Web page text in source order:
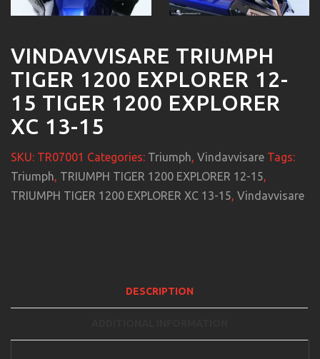
VINDAVVISARE TRIUMPH
TIGER 1200 EXPLORER 12-
15 TIGER 1200 EXPLORER
XC 13-15
SKU: TR07001 Categories: Triumph, Vindavvisare Tags:
Triumph, TRIUMPH TIGER 1200 EXPLORER 12-15,
TRIUMPH TIGER 1200 EXPLORER XC 13-15, Vindavvisare
DESCRIPTION